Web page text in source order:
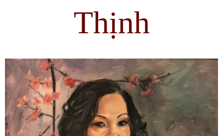
Thịnh